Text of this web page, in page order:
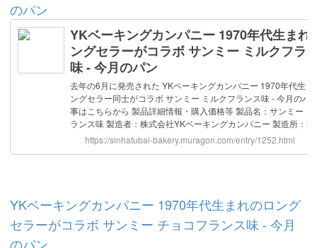
のパン
YKベーキングカンパニー 1970年代生まれのロング
セラーがコラボ サンミー チョコフランス味 - 今月
のパン